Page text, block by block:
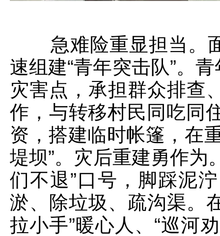
急难险重显担当。面
速组建“青年突击队”。
灾害点，承担群众排查
作，与转移村民同吃同
资，搭建临时帐篷，在
堤坝”。灾后重建勇作为
们不退”口号，脚踩泥
淤、除垃圾、疏沟渠。
拉小手”暖心人、“巡河